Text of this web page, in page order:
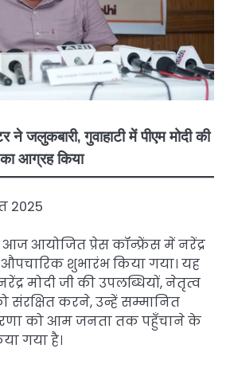
ने जलुकबारी, गुवाहाटी में पीएम मोदी की
आग्रह किया
2025
आयोजित प्रेस कॉन्फ्रेंस में नरेंद्र
औपचारिक शुभारंभ किया गया। यह
नरेंद्र मोदी जी की उपलब्धियों, नेतृत्व
करने, उन्हें सम्मानित
को आम जनता तक पहुँचाने के
गया है।